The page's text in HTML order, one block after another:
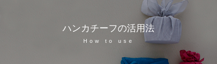
ハンカチーフの活用法
How to use